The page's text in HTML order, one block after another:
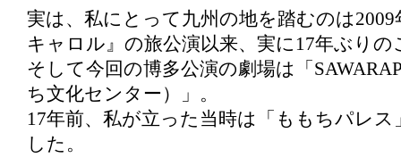
実は、私にとって九州の地を踏むのは
キャロル』の旅公演以来、実に17年ぶりの
そして今回の博多公演の劇場は「
ち文化センター）」。
17年前、私が立った当時は「ももちパレ
した。